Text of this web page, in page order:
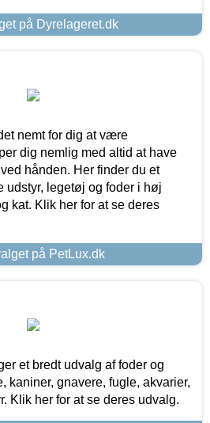
på Dyrelageret.dk
nemt for dig at være
dig nemlig med altid at have
hånden. Her finder du et
udstyr, legetøj og foder i høj
kat. Klik her for at se deres
på PetLux.dk
et bredt udvalg af foder og
kaniner, gnavere, fugle, akvarier,
Klik her for at se deres udvalg.